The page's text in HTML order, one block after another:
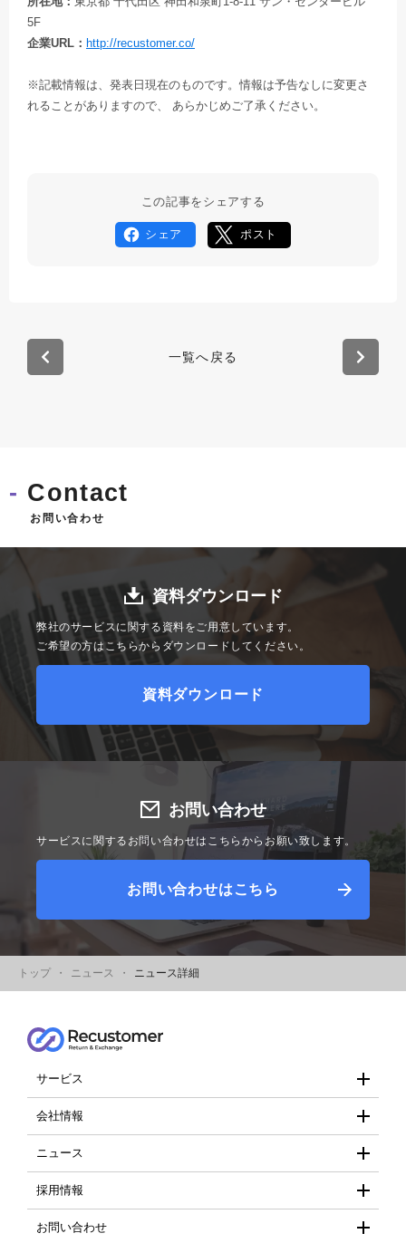
5F
企業URL： http://recustomer.co/
※記載情報は、発表日現在のものです。情報は予告なしに変更さ
れることがありますので、 あらかじめご了承ください。
この記事をシェアする
シェア ポスト
一覧へ戻る
Contact
お問い合わせ
資料ダウンロード
弊社のサービスに関する資料をご用意しています。
ご希望の方はこちらからダウンロードしてください。
資料ダウンロード
お問い合わせ
サービスに関するお問い合わせはこちらからお願い致します。
お問い合わせはこちら
トップ ニュース ニュース詳細
サービス
会社情報
ニュース
採用情報
お問い合わせ